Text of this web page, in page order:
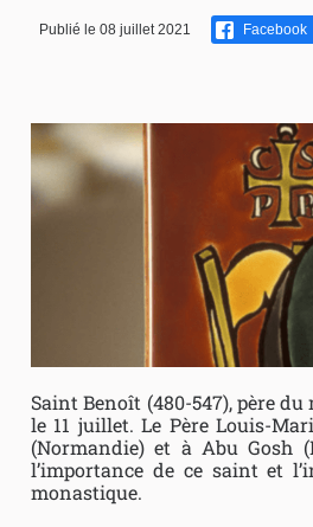
Publié le 08 juillet 2021 Facebook
Saint Benoît (480-547), père
le 11 juillet. Le Père Louis-
(Normandie) et à Abu Gosh
l’importance de ce saint et
monastique.